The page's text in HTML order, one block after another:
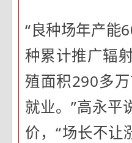
“良种场年产能
种累计推广辐
殖面积290多
就业。”高永平
价，“场长不让